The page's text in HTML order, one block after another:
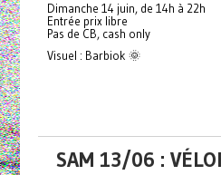
Dimanche 14 juin, de 14h à 22h
Entrée prix libre
Pas de CB, cash only
Visuel : Barbiok 🌞
SAM 13/06 :